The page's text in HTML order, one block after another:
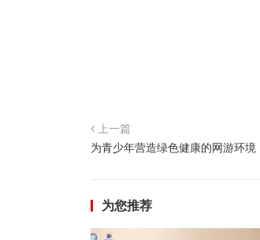
上一篇
为青少年营造绿色健康的网游环
为您推荐